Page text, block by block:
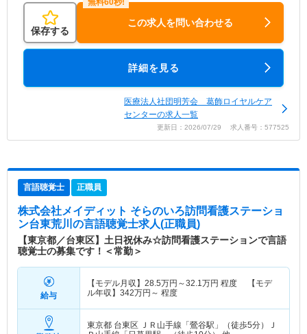
保存する
この求人を問い合わせる
詳細を見る
医療法人社団明芳会 葛飾ロイヤルケア
センターの求人一覧
更新日：2026/07/29 求人番号：577525
言語聴覚士 正職員
株式会社メイディット そらのいろ訪問看護ステーショ
ン台東荒川 の言語聴覚士求人(正職員)
【東京都／台東区】土日祝休み☆訪問看護ステーションで言語
聴覚士の募集です！＜常勤＞
給与
【モデル月収】 28.5万円～32.1万円 程度 【モデ
ル年収】 342万円～ 程度
東京都 台東区 ＪＲ山手線「鶯谷駅」（徒歩5分）Ｊ